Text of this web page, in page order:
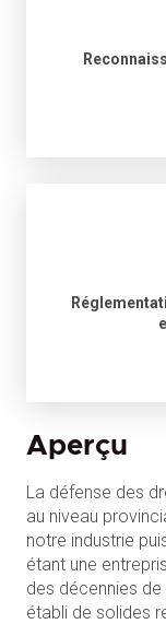
Aperçu
La défense des
au niveau
notre industrie
étant une
des décennies de
établi de solides